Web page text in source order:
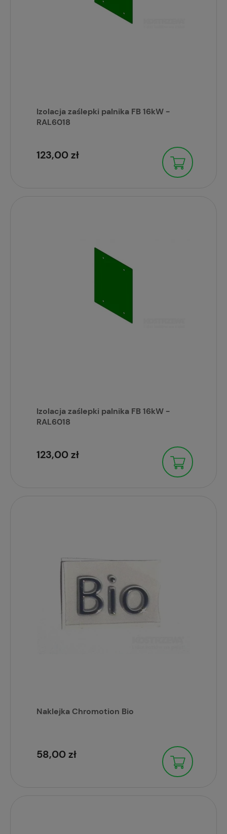
Izolacja zaślepki palnika FB 16kW -
RAL6018
123,00 zł
Izolacja zaślepki palnika FB 16kW -
RAL6018
123,00 zł
Naklejka Chromotion Bio
58,00 zł